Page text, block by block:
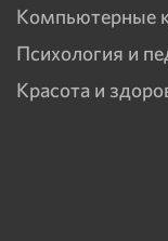
Компьютерные
Психология и
Красота и